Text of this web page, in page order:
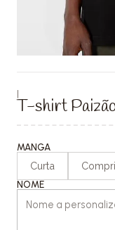
|
T-shirt
MANGA
Curta
NOME